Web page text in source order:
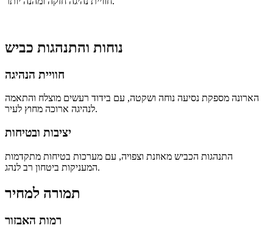
נוחות והתנהגות כביש
חוויית הנהיגה
הארונה מספקת נסיעה נוחה ושקטה, עם בידוד רעשים מוצלח והתאמה
לנהיגה ארוכה מחוץ לעיר.
יציבות ובטיחות
התנהגות הכביש מאוזנת וצפויה, עם מערכות בטיחות מתקדמות
המעניקות ביטחון רב לנהג.
תמורה למחיר
רמות האבזור